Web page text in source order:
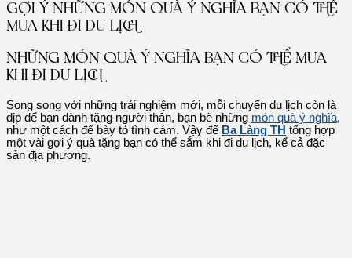
GỢI Ý NHỮNG MÓN QUÀ Ý NGHĨA BẠN CÓ THỂ
MUA KHI ĐI DU LỊCH
NHỮNG MÓN QUÀ Ý NGHĨA BẠN CÓ THỂ MUA
KHI ĐI DU LỊCH
Song song với những trải nghiệm mới, mỗi chuyến du lịch còn là
dịp để bạn dành tặng người thân, bạn bè những món quà ý nghĩa,
như một cách để bày tỏ tình cảm. Vậy để Ba Làng TH tổng hợp
một vài gợi ý quà tặng bạn có thể sắm khi đi du lịch, kể cả đặc
sản địa phương.